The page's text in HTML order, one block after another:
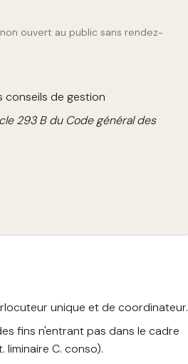
ouvert au public sans rendez-
conseils de gestion
293 B du Code général des
unique et de coordinateur.
fins n'entrant pas dans le cadre
C. conso).